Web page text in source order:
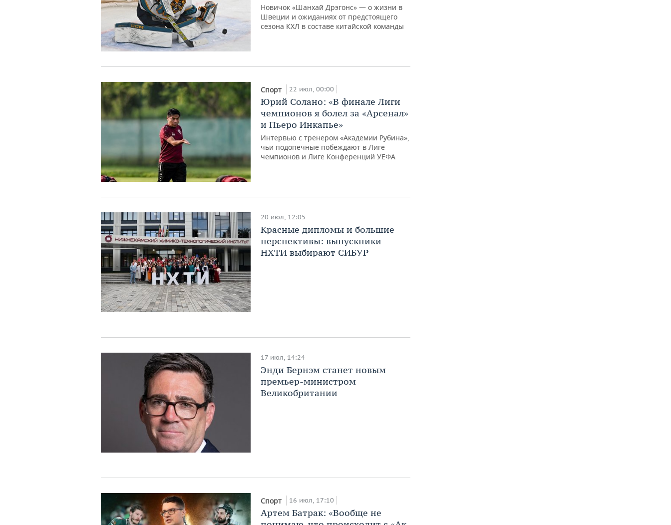
Новичок «Шанхай Дрэгонс» — о жизни в
Швеции и ожиданиях от предстоящего
сезона КХЛ в составе китайской команды
Спорт 22 июл, 00:00
Юрий Солано: «В финале Лиги
чемпионов я болел за «Арсенал»
и Пьеро Инкапье»
Интервью с тренером «Академии Рубина»,
чьи подопечные побеждают в Лиге
чемпионов и Лиге Конференций УЕФА
20 июл, 12:05
Красные дипломы и большие
перспективы: выпускники
НХТИ выбирают СИБУР
17 июл, 14:24
Энди Бернэм станет новым
премьер-министром
Великобритании
Спорт 16 июл, 17:10
Артем Батрак: «Вообще не